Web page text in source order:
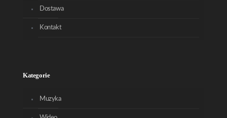
Dostawa
Kontakt
Kategorie
Muzyka